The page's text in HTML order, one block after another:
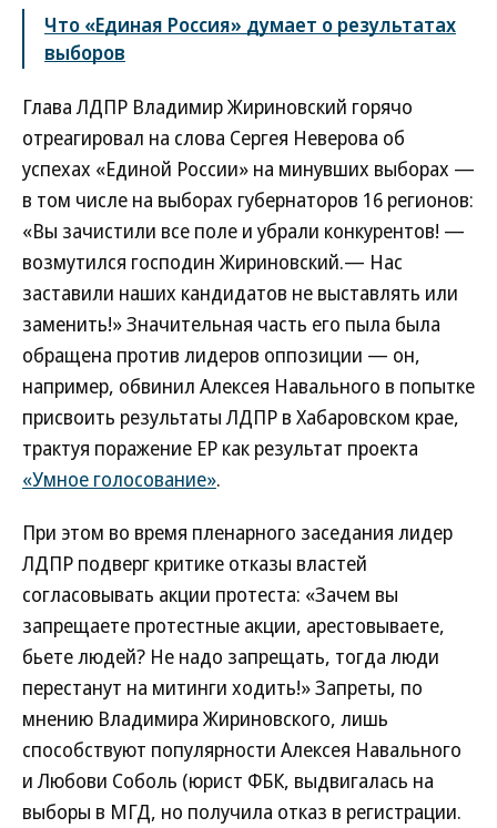
Что «Единая Россия» думает о результатах
выборов
Глава ЛДПР Владимир Жириновский горячо
отреагировал на слова Сергея Неверова об
успехах «Единой России» на минувших выборах —
в том числе на выборах губернаторов 16 регионов:
«Вы зачистили все поле и убрали конкурентов! —
возмутился господин Жириновский.— Нас
заставили наших кандидатов не выставлять или
заменить!» Значительная часть его пыла была
обращена против лидеров оппозиции — он,
например, обвинил Алексея Навального в попытке
присвоить результаты ЛДПР в Хабаровском крае,
трактуя поражение ЕР как результат проекта
«Умное голосование».
При этом во время пленарного заседания лидер
ЛДПР подверг критике отказы властей
согласовывать акции протеста: «Зачем вы
запрещаете протестные акции, арестовываете,
бьете людей? Не надо запрещать, тогда люди
перестанут на митинги ходить!» Запреты, по
мнению Владимира Жириновского, лишь
способствуют популярности Алексея Навального
и Любови Соболь (юрист ФБК, выдвигалась на
выборы в МГД, но получила отказ в регистрации.